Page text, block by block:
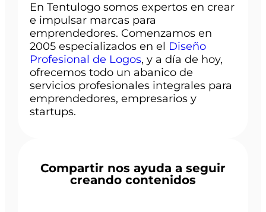
En Tentulogo somos expertos en crear
e impulsar marcas para
emprendedores. Comenzamos en
2005 especializados en el Diseño
Profesional de Logos, y a día de hoy,
ofrecemos todo un abanico de
servicios profesionales integrales para
emprendedores, empresarios y
startups.
Compartir nos ayuda a seguir
creando contenidos